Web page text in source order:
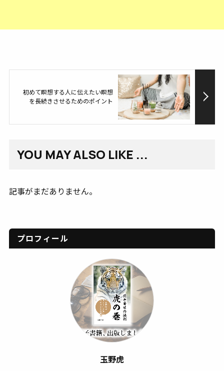
初めて瞑想する人に伝えたい瞑想
を長続きさせるためのポイント
YOU MAY ALSO LIKE ...
記事がまだありません。
プロフィール
玉野虎